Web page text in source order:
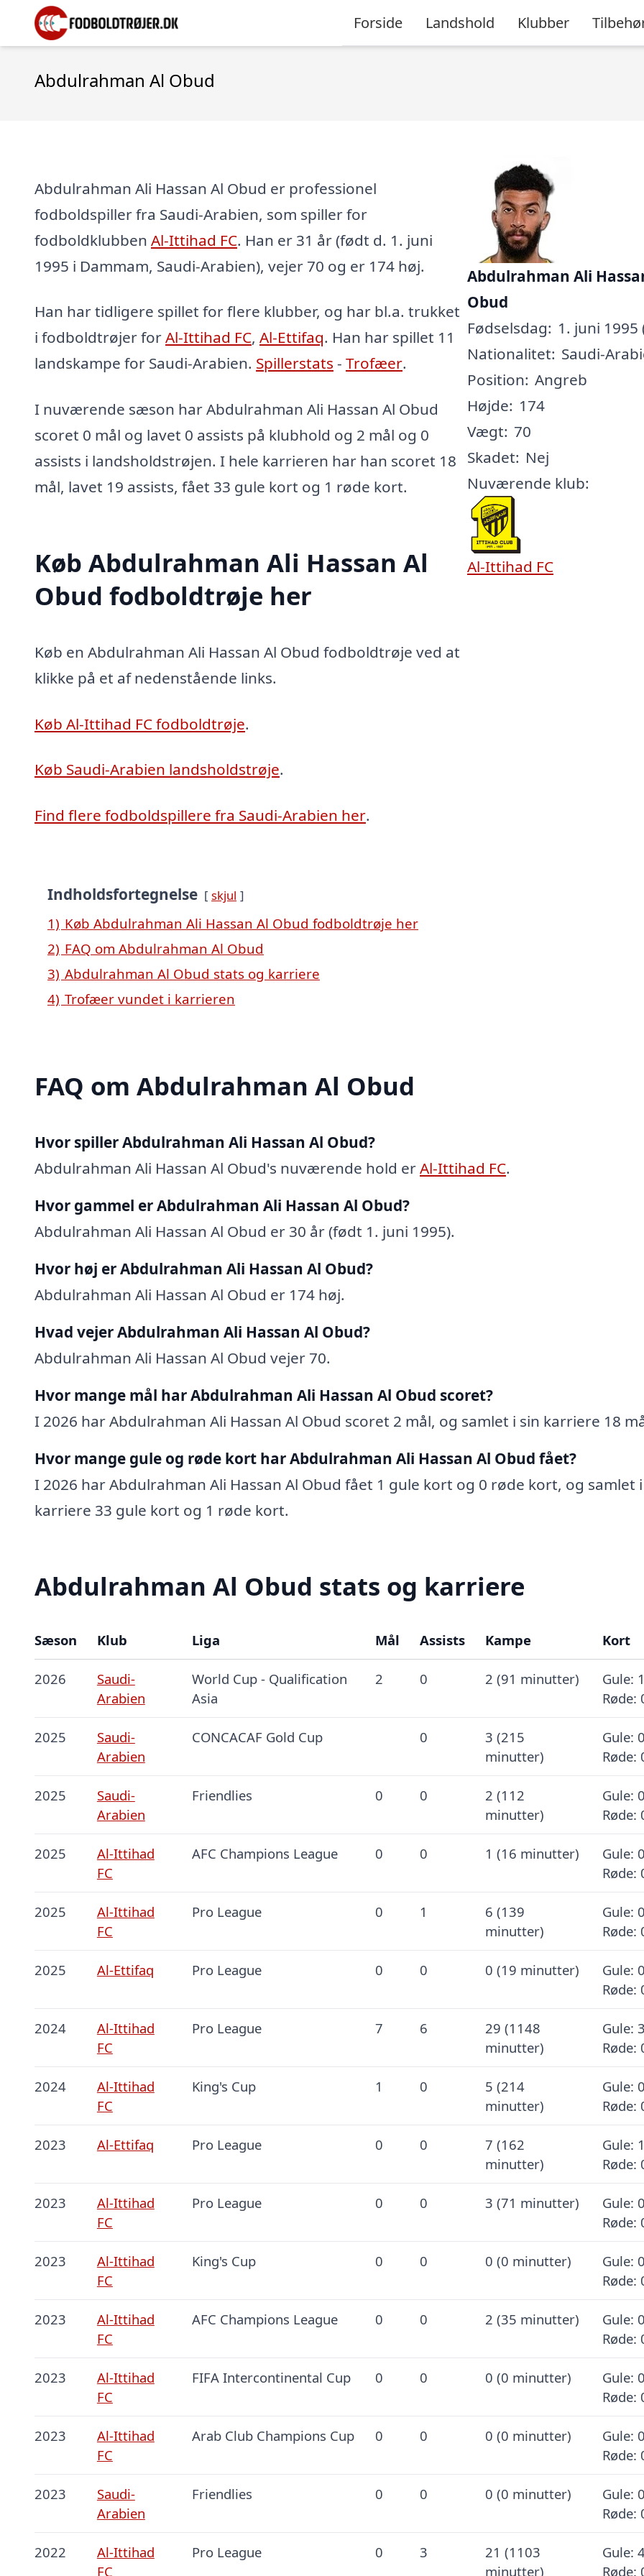
Forside Landshold Klubber
Abdulrahman Al Obud
Abdulrahman Ali Hassan Al Obud er professionel
fodboldspiller fra Saudi-Arabien, som spiller for
fodboldklubben Al-Ittihad FC. Han er 31 år (født d. 1. juni
1995 i Dammam, Saudi-Arabien), vejer 70 og er 174 høj.
Han har tidligere spillet for flere klubber, og har bl.a. trukket
i fodboldtrøjer forAl-Ittihad FC, Al-Ettifaq. Han har spillet 11
landskampe for Saudi-Arabien. Spillerstats - Trofæer.
I nuværende sæson har Abdulrahman Ali Hassan Al Obud
scoret 0 mål og lavet 0 assists på klubhold og 2 mål og 0
assists i landsholdstrøjen. I hele karrieren har han scoret 18
mål, lavet 19 assists, fået 33 gule kort og 1 røde kort.
Køb Abdulrahman Ali Hassan Al
Obud fodboldtrøje her
Køb en Abdulrahman Ali Hassan Al Obud fodboldtrøje ved at
klikke på et af nedenstående links.
Køb Al-Ittihad FC fodboldtrøje.
Køb Saudi-Arabien landsholdstrøje.
Find flere fodboldspillere fra Saudi-Arabien her.
Abdulrahman Ali
Obud
Fødselsdag: 1. juni 1995
Nationalitet: Saudi-
Position: Angreb
Højde: 174
Vægt: 70
Skadet: Nej
Nuværende klub:
Al-Ittihad FC
Indholdsfortegnelse skjul
1) Køb Abdulrahman Ali Hassan Al Obud fodboldtrøje her
2) FAQ om Abdulrahman Al Obud
3) Abdulrahman Al Obud stats og karriere
4) Trofæer vundet i karrieren
FAQ om Abdulrahman Al Obud
Hvor spiller Abdulrahman Ali Hassan Al Obud?
Abdulrahman Ali Hassan Al Obud's nuværende hold erAl-Ittihad FC.
Hvor gammel er Abdulrahman Ali Hassan Al Obud?
Abdulrahman Ali Hassan Al Obud er 30 år (født 1. juni 1995).
Hvor høj er Abdulrahman Ali Hassan Al Obud?
Abdulrahman Ali Hassan Al Obud er 174 høj.
Hvad vejer Abdulrahman Ali Hassan Al Obud?
Abdulrahman Ali Hassan Al Obud vejer 70.
Hvor mange mål har Abdulrahman Ali Hassan Al Obud scoret?
I 2026 har Abdulrahman Ali Hassan Al Obud scoret 2 mål, og samlet i sin karriere 18
Hvor mange gule og røde kort har Abdulrahman Ali Hassan Al Obud fået?
I 2026 har Abdulrahman Ali Hassan Al Obud fået 1 gule kort og 0 røde kort, og samlet
karriere 33 gule kort og 1 røde kort.
Abdulrahman Al Obud stats og karriere
Sæson Klub Liga Mål Assists Kampe Kort
2026
Saudi-
Arabien
World Cup - Qualification
Asia
2 0 2 (91 minutter)
Gule:
Røde:
2025
Saudi-
Arabien
CONCACAF Gold Cup 0
3 (215
minutter)
Gule:
Røde:
2025
Saudi-
Arabien
Friendlies 0 0
2 (112
minutter)
Gule:
Røde:
2025
Al-Ittihad
FC
AFC Champions League 0 0 1 (16 minutter)
Gule:
Røde:
2025
Al-Ittihad
FC
Pro League 0 1
6 (139
minutter)
Gule:
Røde:
2025 Al-Ettifaq Pro League 0 0 0 (19 minutter)
Gule:
Røde:
2024
Al-Ittihad
FC
Pro League 7 6
29 (1148
minutter)
Gule:
Røde:
2024
Al-Ittihad
FC
King's Cup 1 0
5 (214
minutter)
Gule:
Røde:
2023 Al-Ettifaq Pro League 0 0
7 (162
minutter)
Gule:
Røde:
2023
Al-Ittihad
FC
Pro League 0 0 3 (71 minutter)
Gule:
Røde:
2023
Al-Ittihad
FC
King's Cup 0 0 0 (0 minutter)
Gule:
Røde:
2023
Al-Ittihad
FC
AFC Champions League 0 0 2 (35 minutter)
Gule:
Røde:
2023
Al-Ittihad
FC
FIFA Intercontinental Cup 0 0 0 (0 minutter)
Gule:
Røde:
2023
Al-Ittihad
FC
Arab Club Champions Cup 0 0 0 (0 minutter)
Gule:
Røde:
2023
Saudi-
Arabien
Friendlies 0 0 0 (0 minutter)
Gule:
Røde:
2022
Al-Ittihad
FC
Pro League 0 3
21 (1103
minutter)
Gule:
Røde: